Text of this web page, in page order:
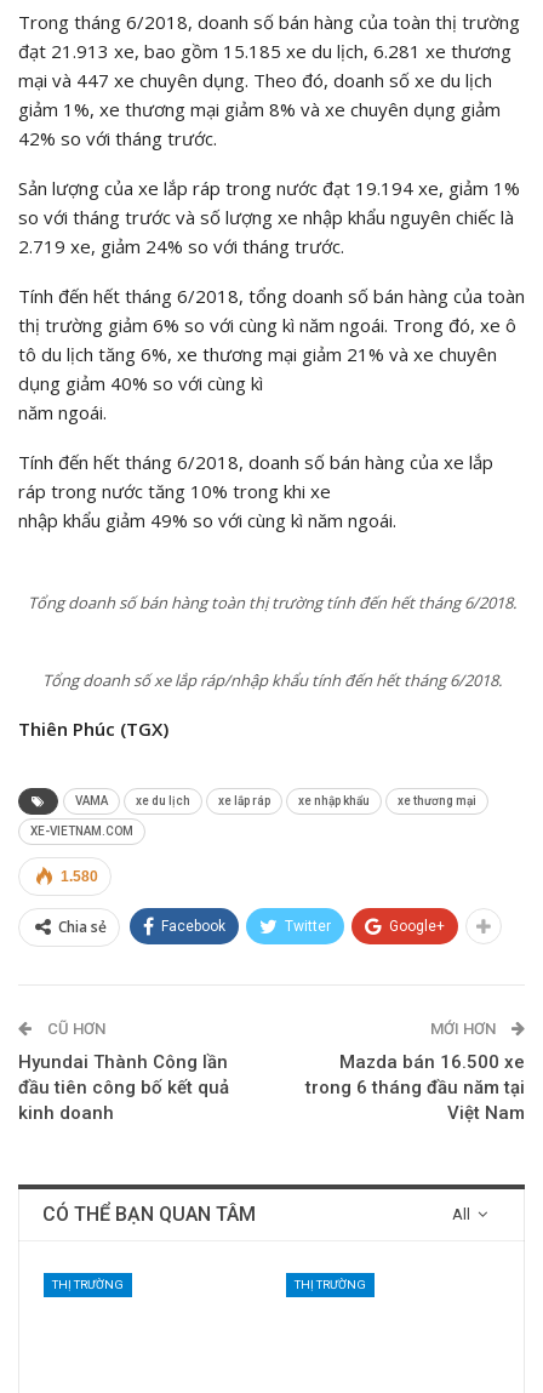
Trong tháng 6/2018, doanh số bán hàng của toàn thị trường
đạt 21.913 xe, bao gồm 15.185 xe du lịch, 6.281 xe thương
mại và 447 xe chuyên dụng. Theo đó, doanh số xe du lịch
giảm 1%, xe thương mại giảm 8% và xe chuyên dụng giảm
42% so với tháng trước.
Sản lượng của xe lắp ráp trong nước đạt 19.194 xe, giảm 1%
so với tháng trước và số lượng xe nhập khẩu nguyên chiếc là
2.719 xe, giảm 24% so với tháng trước.
Tính đến hết tháng 6/2018, tổng doanh số bán hàng của toàn
thị trường giảm 6% so với cùng kì năm ngoái. Trong đó, xe ô
tô du lịch tăng 6%, xe thương mại giảm 21% và xe chuyên
dụng giảm 40% so với cùng kì
năm ngoái.
Tính đến hết tháng 6/2018, doanh số bán hàng của xe lắp
ráp trong nước tăng 10% trong khi xe
nhập khẩu giảm 49% so với cùng kì năm ngoái.
Tổng doanh số bán hàng toàn thị trường tính đến hết tháng 6/2018.
Tổng doanh số xe lắp ráp/nhập khẩu tính đến hết tháng 6/2018.
Thiên Phúc (TGX)
VAMA xe du lịch xe lắp ráp xe nhập khẩu xe thương mại
XE-VIETNAM.COM
1.580
Chia sẻ Facebook Twitter Google+
CŨ HƠN
Hyundai Thành Công lần
đầu tiên công bố kết quả
kinh doanh
MỚI HƠN
Mazda bán 16.500 xe
trong 6 tháng đầu năm tại
Việt Nam
All
CÓ THỂ BẠN QUAN TÂM
THỊ TRƯỜNG THỊ TRƯỜNG